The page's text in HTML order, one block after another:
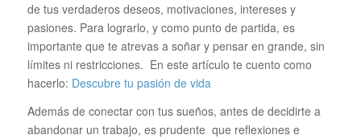
de tus verdaderos deseos, motivaciones, intereses y
pasiones. Para lograrlo, y como punto de partida, es
importante que te atrevas a soñar y pensar en grande, sin
límites ni restricciones. En este artículo te cuento como
hacerlo: Descubre tu pasión de vida
Además de conectar con tus sueños, antes de decidirte a
abandonar un trabajo, es prudente que reflexiones e